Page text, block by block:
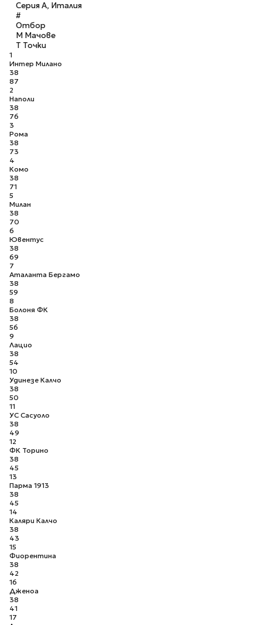
Серия А, Италия
#
Отбор
М Мачове
Т Точки
1
Интер Милано
38
87
2
Наполи
38
76
3
Рома
38
73
4
Комо
38
71
5
Милан
38
70
6
Ювентус
38
69
7
Аталанта Бергамо
38
59
8
Болоня ФК
38
56
9
Лацио
38
54
10
Удинезе Калчо
38
50
11
УС Сасуоло
38
49
12
ФК Торино
38
45
13
Парма 1913
38
45
14
Каляри Калчо
38
43
15
Фиорентина
38
42
16
Дженоа
38
41
17